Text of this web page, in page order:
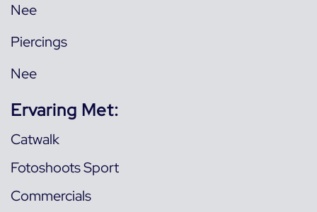
Nee
Piercings
Nee
Ervaring Met:
Catwalk
Fotoshoots Sport
Commercials